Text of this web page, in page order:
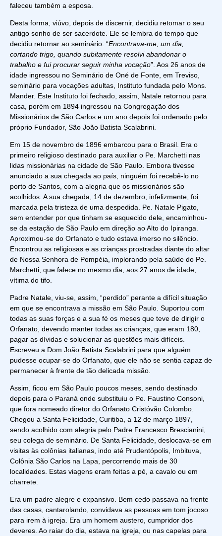
faleceu também a esposa.
Desta forma, viúvo, depois de discernir, decidiu retomar o seu
antigo sonho de ser sacerdote. Ele se lembra do tempo que
decidiu retornar ao seminário: “Encontrava-me, um dia,
cortando trigo, quando subitamente resolvi abandonar o
trabalho e fui procurar seguir minha vocação”. Aos 26 anos de
idade ingressou no Seminário de Oné de Fonte, em Treviso,
seminário para vocações adultas, Instituto fundada pelo Mons.
Mander. Este Instituto foi fechado, assim, Natale retornou para
casa, porém em 1894 ingressou na Congregação dos
Missionários de São Carlos e um ano depois foi ordenado pelo
próprio Fundador, São João Batista Scalabrini.
Em 15 de novembro de 1896 embarcou para o Brasil. Era o
primeiro religioso destinado para auxiliar o Pe. Marchetti nas
lidas missionárias na cidade de São Paulo. Embora tivesse
anunciado a sua chegada ao país, ninguém foi recebê-lo no
porto de Santos, com a alegria que os missionários são
acolhidos. A sua chegada, 14 de dezembro, infelizmente, foi
marcada pela tristeza de uma despedida. Pe. Natale Pigato,
sem entender por que tinham se esquecido dele, encaminhou-
se da estação de São Paulo em direção ao Alto do Ipiranga.
Aproximou-se do Orfanato e tudo estava imerso no silêncio.
Encontrou as religiosas e as crianças prostradas diante do altar
de Nossa Senhora de Pompéia, implorando pela saúde do Pe.
Marchetti, que falece no mesmo dia, aos 27 anos de idade,
vítima do tifo.
Padre Natale, viu-se, assim, “perdido” perante a difícil situação
em que se encontrava a missão em São Paulo. Suportou com
todas as suas forças e a sua fé os meses que teve de dirigir o
Orfanato, devendo manter todas as crianças, que eram 180,
pagar as dívidas e solucionar as questões mais difíceis.
Escreveu a Dom João Batista Scalabrini para que alguém
pudesse ocupar-se do Orfanato, que ele não se sentia capaz de
permanecer à frente de tão delicada missão.
Assim, ficou em São Paulo poucos meses, sendo destinado
depois para o Paraná onde substituiu o Pe. Faustino Consoni,
que fora nomeado diretor do Orfanato Cristóvão Colombo.
Chegou a Santa Felicidade, Curitiba, a 12 de março 1897,
sendo acolhido com alegria pelo Padre Francesco Brescianini,
seu colega de seminário. De Santa Felicidade, deslocava-se em
visitas às colônias italianas, indo até Prudentópolis, Imbituva,
Colônia São Carlos na Lapa, percorrendo mais de 30
localidades. Estas viagens eram feitas a pé, a cavalo ou em
charrete.
Era um padre alegre e expansivo. Bem cedo passava na frente
das casas, cantarolando, convidava as pessoas em tom jocoso
para irem à igreja. Era um homem austero, cumpridor dos
deveres. Ao raiar do dia, estava na igreja, ou nas capelas para